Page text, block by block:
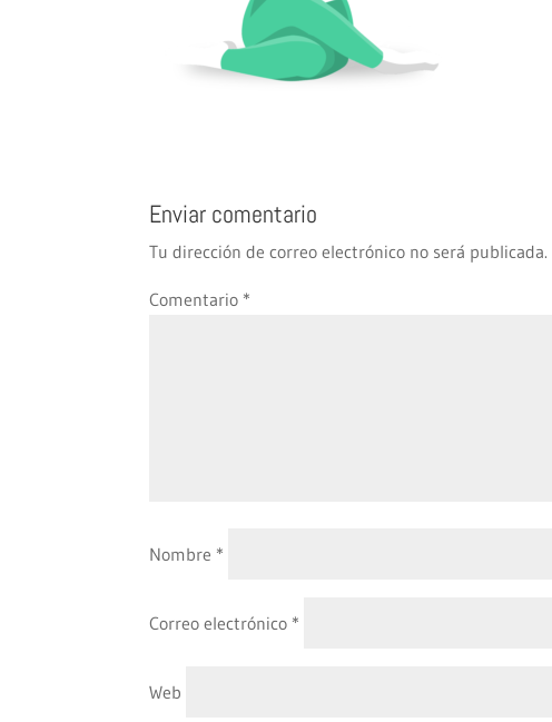
Enviar comentario
Tu dirección de correo electrónico no será publicada.
Comentario *
Nombre *
Correo electrónico *
Web